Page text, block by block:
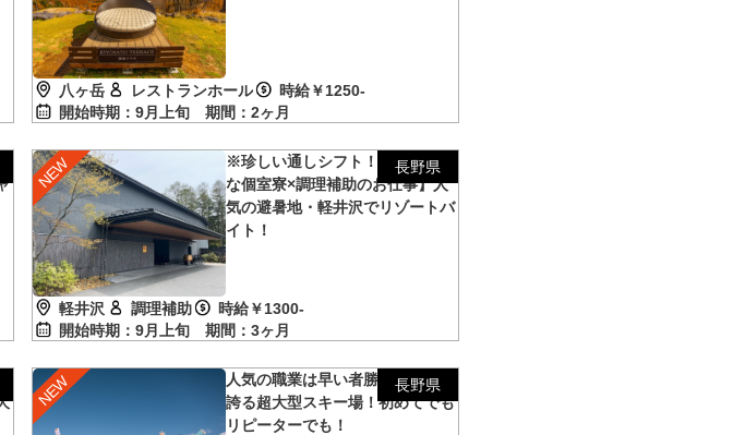
八ヶ岳 レストランホール
時給￥1250-
開始時期：9月上旬 期間：2ヶ月
長野県
※珍しい通しシフト！※【キレイ
な個室寮×調理補助のお仕事】人
気の避暑地・軽井沢でリゾートバ
イト！
軽井沢 調理補助
時給￥1300-
開始時期：9月上旬 期間：3ヶ月
長野県
人気の職業は早い者勝ち！日本が
誇る超大型スキー場！初めてでも
リピーターでも！